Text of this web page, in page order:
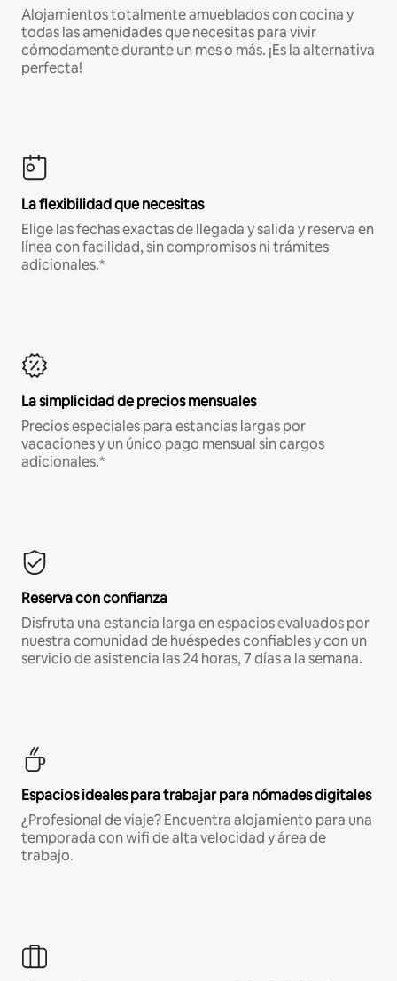
Alojamientos totalmente amueblados con cocina y
todas las amenidades que necesitas para vivir
cómodamente durante un mes o más. ¡Es la alternativa
perfecta!
La flexibilidad que necesitas
Elige las fechas exactas de llegada y salida y reserva en
línea con facilidad, sin compromisos ni trámites
adicionales.*
La simplicidad de precios mensuales
Precios especiales para estancias largas por
vacaciones y un único pago mensual sin cargos
adicionales.*
Reserva con confianza
Disfruta una estancia larga en espacios evaluados por
nuestra comunidad de huéspedes confiables y con un
servicio de asistencia las 24 horas, 7 días a la semana.
Espacios ideales para trabajar para nómades digitales
¿Profesional de viaje? Encuentra alojamiento para una
temporada con wifi de alta velocidad y área de
trabajo.